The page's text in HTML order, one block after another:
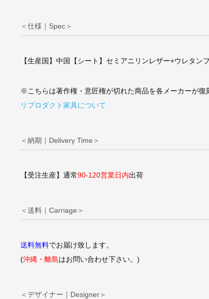
＜仕様｜Spec＞
【生産国】中国【シート】セミアニリンレザー+ウレタ
※こちらは著作権・意匠権が切れた商品を各メーカーが復
リプロダクト家具について
＜納期｜Delivery Time＞
【受注生産】通常90-120営業日内出荷
＜送料｜Carriage＞
送料無料でお届け致します。
(沖縄・離島はお問い合わせ下さい。)
＜デザイナー｜Designer＞